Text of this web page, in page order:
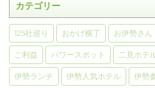
カテゴリー
125社巡り おかげ横丁 お伊勢さん
ご利益 パワースポット 二見ホテ
伊勢ランチ 伊勢人気ホテル 伊勢